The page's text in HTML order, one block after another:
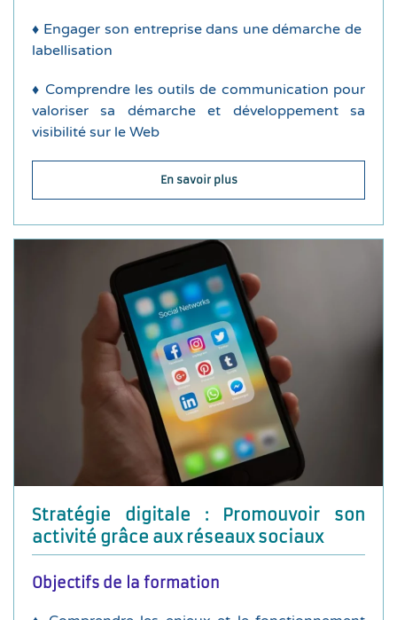
♦ Engager son entreprise dans une démarche de
labellisation
♦ Comprendre les outils de communication pour
valoriser sa démarche et développement sa
visibilité sur le Web
En savoir plus
Déroulement de la formation
Nous abordons :
Stratégie digitale : Promouvoir son
activité grâce aux réseaux sociaux
Objectifs de la formation
etc.
♦Construire son plan de communication : choix
des réseaux sociaux, fréquence de publication,
types de contenus, etc.
♦Créer et configurer sa page ou son compte sur
les réseaux sociaux ciblés
Ateliers pratiques :
Analyser de stratégies de communication sur les
réseaux sociaux d’entreprises ou de marques
connues – Réaliser son plan de communication